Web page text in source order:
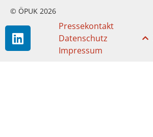
© ÖPUK 2026
Pressekontakt
Datenschutz
Impressum